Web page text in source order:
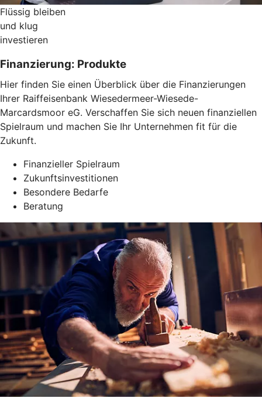
Flüssig bleiben
und klug
investieren
Finanzierung: Produkte
Hier finden Sie einen Überblick über die Finanzierungen
Ihrer Raiffeisenbank Wiesedermeer-Wiesede-
Marcardsmoor eG. Verschaffen Sie sich neuen finanziellen
Spielraum und machen Sie Ihr Unternehmen fit für die
Zukunft.
Finanzieller Spielraum
Zukunftsinvestitionen
Besondere Bedarfe
Beratung